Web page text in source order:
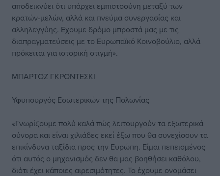
αποδεικνύει ότι υπάρχει εμπιστοσύνη μεταξύ των
κρατών-μελών, αλλά και πνεύμα συνεργασίας και
αλληλεγγύης. Εχουμε δρόμο μπροστά μας με τις
διαπραγματεύσεις με το Ευρωπαϊκό Κοινοβούλιο, αλλά
πρόκειται για ιστορική στιγμή».
ΜΠΑΡΤΟΖ ΓΚΡΟΝΤΕΣΚΙ
Υφυπουργός Εσωτερικών της Πολωνίας
«Γνωρίζουμε πολύ καλά πώς λειτουργούν τα εξωτερικά
σύνορα και είναι χιλιάδες εκεί έξω που θα συνεχίσουν τα
επικίνδυνα ταξίδια προς την Ευρώπη. Είμαι πεπεισμένος
ότι αυτός ο μηχανισμός δεν θα μας βοηθήσει καθόλου,
διότι έχει κάποιες αιρεσιμότητες. Το έχουμε ονομάσει